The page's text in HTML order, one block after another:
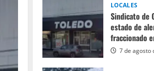
LOCALES
Sindicato de
estado de
fraccionado
7 de agosto